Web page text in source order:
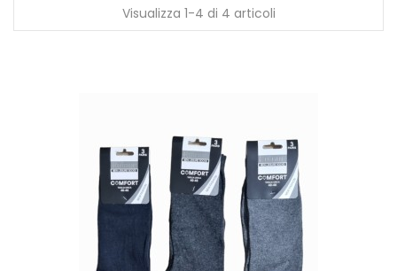
Visualizza 1-4 di 4 articoli